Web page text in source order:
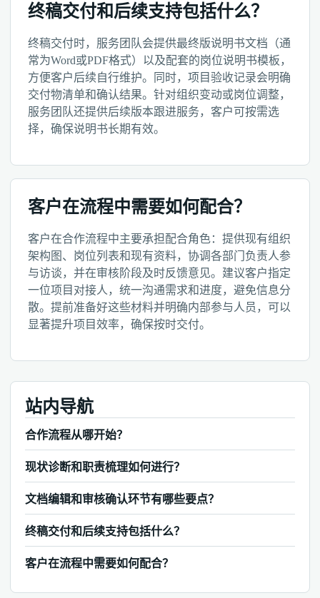
终稿交付和后续支持包括什么？
终稿交付时，服务团队会提供最终版说明书文档（通
常为Word或PDF格式）以及配套的岗位说明书模板，
方便客户后续自行维护。同时，项目验收记录会明确
交付物清单和确认结果。针对组织变动或岗位调整，
服务团队还提供后续版本跟进服务，客户可按需选
择，确保说明书长期有效。
客户在流程中需要如何配合？
客户在合作流程中主要承担配合角色：提供现有组织
架构图、岗位列表和现有资料，协调各部门负责人参
与访谈，并在审核阶段及时反馈意见。建议客户指定
一位项目对接人，统一沟通需求和进度，避免信息分
散。提前准备好这些材料并明确内部参与人员，可以
显著提升项目效率，确保按时交付。
站内导航
合作流程从哪开始？
现状诊断和职责梳理如何进行？
文档编辑和审核确认环节有哪些要点？
终稿交付和后续支持包括什么？
客户在流程中需要如何配合？